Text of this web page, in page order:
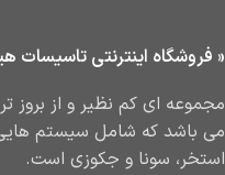
« فروشگاه اینترنتی تاسیسات
مجموعه ای کم نظیر و از بروز
می باشد که شامل سیستم
استخر، سونا و جکوزی است.